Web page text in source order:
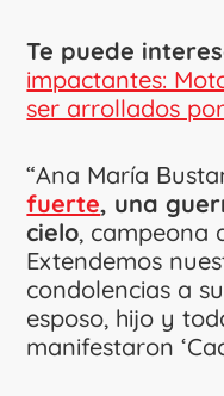
Te puede
impactantes:
ser arrollados
“Ana María
fuerte, una
cielo, campeona
Extendemos
condolencias a
esposo, hijo y
manifestaron